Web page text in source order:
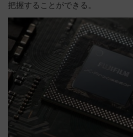
把握することができる。